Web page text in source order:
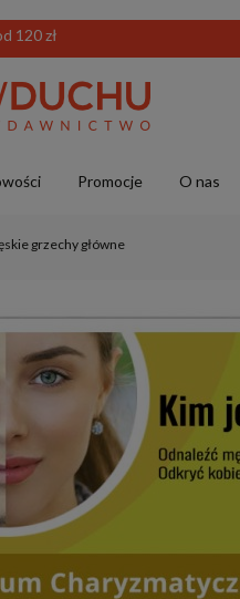
120 zł
Promocje O nas
grzechy główne